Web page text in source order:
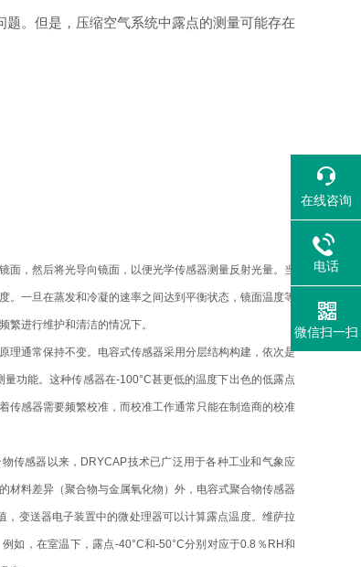
。但是，压缩空气系统中露点的测量可能存在
，然后将光导向镜面，以便光学传感器测量反射光量。当
一旦在蒸发和冷凝的速率之间达到平衡状态，镜面温度等
进行维护和清洁的情况下。
通常保持不变。电容式传感器采用分层结构构建，依次是
功能。这种传感器在-100°C甚更低的温度下出色的低露点
传感器需要频繁校准，而校准工作通常只能在制造商的校准
传感器以来，DRYCAP技术已广泛用于各种工业和气象应
材料差异（聚合物与金属氧化物）外，电容式聚合物传感器
变送器电子装置中的微处理器可以计算露点温度。维萨拉
如，在室温下，露点-40°C和-50°C分别对应于0.8％RH和
在线咨询
电话
微信扫一扫